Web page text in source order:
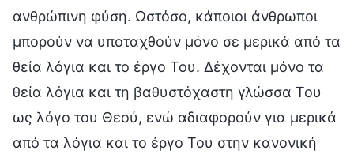
ανθρώπινη φύση. Ωστόσο, κάποιοι άνθρωποι
μπορούν να υποταχθούν μόνο σε μερικά από τα
θεία λόγια και το έργο Του. Δέχονται μόνο τα
θεία λόγια και τη βαθυστόχαστη γλώσσα Του
ως λόγο του Θεού, ενώ αδιαφορούν για μερικά
από τα λόγια και το έργο Του στην κανονική